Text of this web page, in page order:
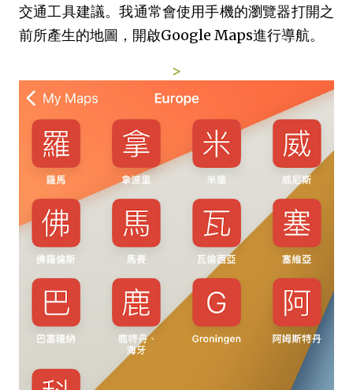
交通工具建議。我通常會使用手機的瀏覽器打開之
前所產生的地圖，開啟Google Maps進行導航。
>